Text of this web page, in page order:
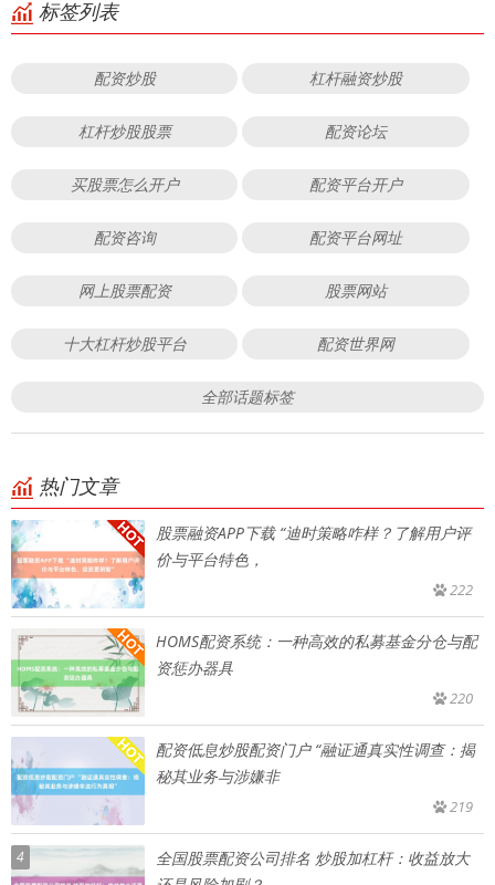
标签列表
配资炒股 杠杆融资炒股
杠杆炒股股票 配资论坛
买股票怎么开户 配资平台开户
配资咨询 配资平台网址
网上股票配资 股票网站
十大杠杆炒股平台 配资世界网
全部话题标签
热门文章
股票融资APP下载 “迪时策略咋样？了解用户评
价与平台特色，
222
HOMS配资系统：一种高效的私募基金分仓与配
资惩办器具
220
配资低息炒股配资门户 “融证通真实性调查：揭
秘其业务与涉嫌非
219
4
全国股票配资公司排名 炒股加杠杆：收益放大